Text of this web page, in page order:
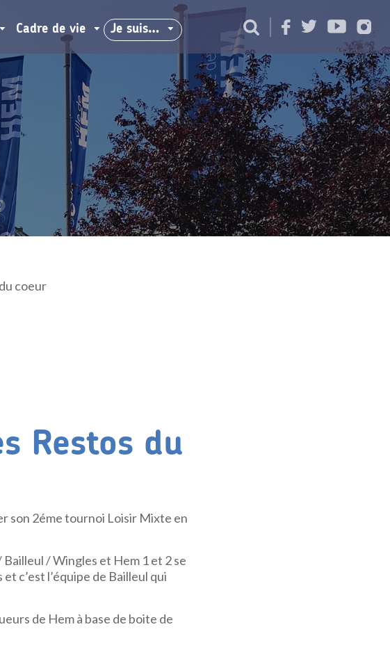
Cadre de vie Je suis…
coeur
Restos du
son 2éme tournoi Loisir Mixte en
/ Wingles et Hem 1 et 2 se
c’est l’équipe de Bailleul qui
de Hem à base de boite de